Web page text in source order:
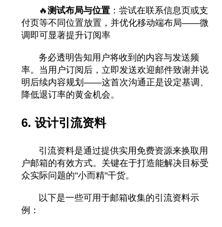
🔥测试布局与位置 ：尝试在联系信息页或支
付页等不同位置放置，并优化移动端布局——微
调即可显著提升订阅率
务必透明告知用户将收到的内容与发送频
率。当用户订阅后，立即发送欢迎邮件致谢并说
明后续内容规划——这首次沟通正是设定基调、
降低退订率的黄金机会。
6. 设计引流资料
引流资料是通过提供实用免费资源来换取用
户邮箱的有效方式。关键在于打造能解决目标受
众实际问题的"小而精"干货。
以下是一些可用于邮箱收集的引流资料示
例：